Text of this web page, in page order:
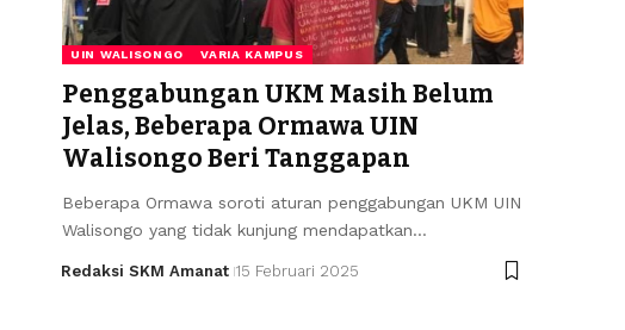
UIN WALISONGO VARIA KAMPUS
Penggabungan UKM Masih Belum
Jelas, Beberapa Ormawa UIN
Walisongo Beri Tanggapan
Beberapa Ormawa soroti aturan penggabungan UKM UIN
Walisongo yang tidak kunjung mendapatkan…
Redaksi SKM Amanat 15 Februari 2025